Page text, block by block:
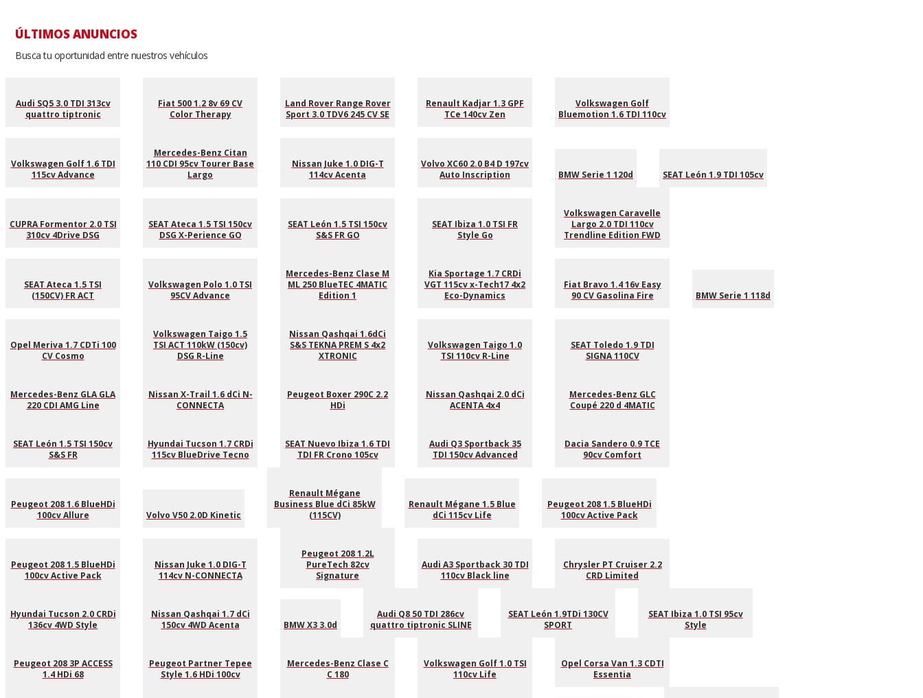
ÚLTIMOS ANUNCIOS
Busca tu oportunidad entre nuestros vehículos
Audi SQ5 3.0 TDI 313cv
quattro tiptronic
Fiat 500 1.2 8v 69 CV
Color Therapy
Land Rover Range Rover
Sport 3.0 TDV6 245 CV SE
Renault Kadjar 1.3 GPF
TCe 140cv Zen
Volkswagen Golf
Bluemotion 1.6 TDI 110cv
Volkswagen Golf 1.6 TDI
115cv Advance
Mercedes-Benz Citan
110 CDI 95cv Tourer Base
Largo
Nissan Juke 1.0 DIG-T
114cv Acenta
Volvo XC60 2.0 B4 D 197cv
Auto Inscription
BMW Serie 1 120d SEAT León 1.9 TDI 105cv
CUPRA Formentor 2.0 TSI
310cv 4Drive DSG
SEAT Ateca 1.5 TSI 150cv
DSG X-Perience GO
SEAT León 1.5 TSI 150cv
S&S FR GO
SEAT Ibiza 1.0 TSI FR
Style Go
Volkswagen Caravelle
Largo 2.0 TDI 110cv
Trendline Edition FWD
SEAT Ateca 1.5 TSI
(150CV) FR ACT
Volkswagen Polo 1.0 TSI
95CV Advance
Mercedes-Benz Clase M
ML 250 BlueTEC 4MATIC
Edition 1
Kia Sportage 1.7 CRDi
VGT 115cv x-Tech17 4x2
Eco-Dynamics
Fiat Bravo 1.4 16v Easy
90 CV Gasolina Fire
BMW Serie 1 118d
Opel Meriva 1.7 CDTi 100
CV Cosmo
Volkswagen Taigo 1.5
TSI ACT 110kW (150cv)
DSG R-Line
Nissan Qashqai 1.6dCi
S&S TEKNA PREM S 4x2
XTRONIC
Volkswagen Taigo 1.0
TSI 110cv R-Line
SEAT Toledo 1.9 TDI
SIGNA 110CV
Mercedes-Benz GLA GLA
220 CDI AMG Line
Nissan X-Trail 1.6 dCi N-
CONNECTA
Peugeot Boxer 290C 2.2
HDi
Nissan Qashqai 2.0 dCi
ACENTA 4x4
Mercedes-Benz GLC
Coupé 220 d 4MATIC
SEAT León 1.5 TSI 150cv
S&S FR
Hyundai Tucson 1.7 CRDi
115cv BlueDrive Tecno
SEAT Nuevo Ibiza 1.6 TDI
TDI FR Crono 105cv
Audi Q3 Sportback 35
TDI 150cv Advanced
Dacia Sandero 0.9 TCE
90cv Comfort
Peugeot 208 1.6 BlueHDi
100cv Allure
Volvo V50 2.0D Kinetic
Renault Mégane
Business Blue dCi 85kW
(115CV)
Renault Mégane 1.5 Blue
dCi 115cv Life
Peugeot 208 1.5 BlueHDi
100cv Active Pack
Peugeot 208 1.5 BlueHDi
100cv Active Pack
Nissan Juke 1.0 DIG-T
114cv N-CONNECTA
Peugeot 208 1.2L
PureTech 82cv
Signature
Audi A3 Sportback 30 TDI
110cv Black line
Chrysler PT Cruiser 2.2
CRD Limited
Hyundai Tucson 2.0 CRDi
136cv 4WD Style
Nissan Qashqai 1.7 dCi
150cv 4WD Acenta
BMW X3 3.0d
Audi Q8 50 TDI 286cv
quattro tiptronic SLINE
SEAT León 1.9TDi 130CV
SPORT
SEAT Ibiza 1.0 TSI 95cv
Style
Peugeot 208 3P ACCESS
1.4 HDi 68
Peugeot Partner Tepee
Style 1.6 HDi 100cv
Mercedes-Benz Clase C
C 180
Volkswagen Golf 1.0 TSI
110cv Life
Opel Corsa Van 1.3 CDTI
Essentia